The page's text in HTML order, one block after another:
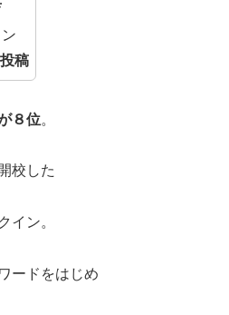
稿
８位。
校した
イン。
ードをはじめ